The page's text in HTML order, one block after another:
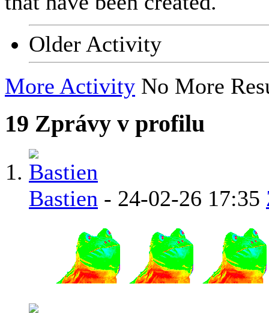
Older Activity
More Activity No More
19 Zprávy v profilu
Bastien - 24-02-26 17:35